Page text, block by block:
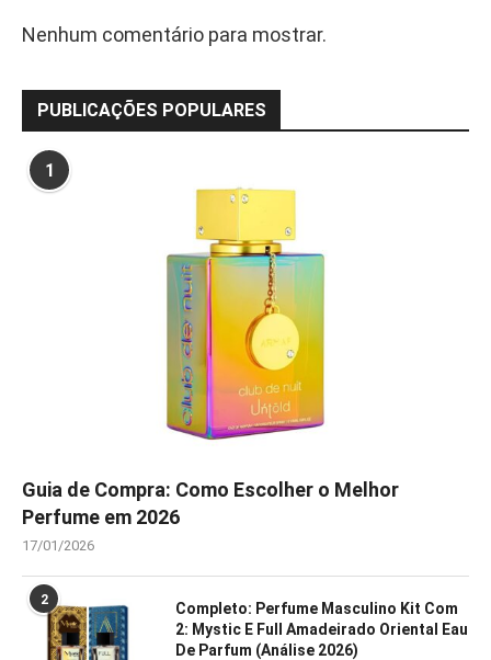
Nenhum comentário para mostrar.
PUBLICAÇÕES POPULARES
1
Guia de Compra: Como Escolher o Melhor
Perfume em 2026
17/01/2026
2
Completo: Perfume Masculino Kit Com
2: Mystic E Full Amadeirado Oriental Eau
De Parfum (Análise 2026)